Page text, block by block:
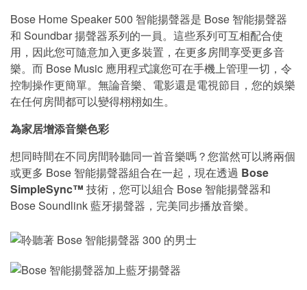
Bose Home Speaker 500 智能揚聲器是 Bose 智能揚聲器
和 Soundbar 揚聲器系列的一員。這些系列可互相配合使
用，因此您可隨意加入更多裝置，在更多房間享受更多音
樂。而 Bose Music 應用程式讓您可在手機上管理一切，令
控制操作更簡單。無論音樂、電影還是電視節目，您的娛樂
在任何房間都可以變得栩栩如生。
為家居增添音樂色彩
想同時間在不同房間聆聽同一首音樂嗎？您當然可以將兩個
或更多 Bose 智能揚聲器組合在一起，現在透過 Bose
SimpleSync™ 技術，您可以組合 Bose 智能揚聲器和
Bose Soundlink 藍牙揚聲器，完美同步播放音樂。